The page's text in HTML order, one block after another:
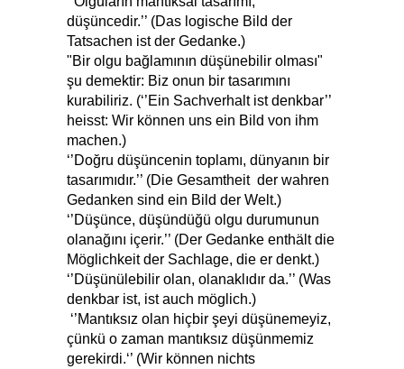
düşüncedir.’’ (Das logische Bild der
Tatsachen ist der Gedanke.)
"Bir olgu bağlamının düşünebilir olması"
şu demektir: Biz onun bir tasarımını
kurabiliriz. (‘’Ein Sachverhalt ist denkbar’’
heisst: Wir können uns ein Bild von ihm
machen.)
‘’Doğru düşüncenin toplamı, dünyanın bir
tasarımıdır.’’ (Die Gesamtheit der wahren
Gedanken sind ein Bild der Welt.)
‘’Düşünce, düşündüğü olgu durumunun
olanağını içerir.’’ (Der Gedanke enthält die
Möglichkeit der Sachlage, die er denkt.)
‘’Düşünülebilir olan, olanaklıdır da.’’ (Was
denkbar ist, ist auch möglich.)
‘’Mantıksız olan hiçbir şeyi düşünemeyiz,
çünkü o zaman mantıksız düşünmemiz
gerekirdi.‘’ (Wir können nichts